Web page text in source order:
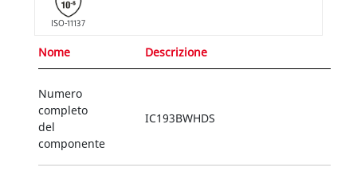
ISO-11137
Nome Descrizione
Numero
completo
del
componente
IC193BWHDS